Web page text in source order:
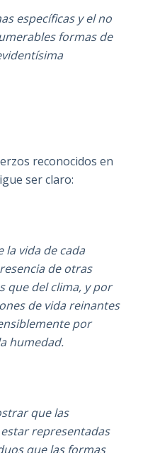
específicas y el no
formas de
reconocidos en
ser claro:
la vida de cada
de otras
que del clima, y por
de vida reinantes
por
humedad.
que las
representadas
que las formas